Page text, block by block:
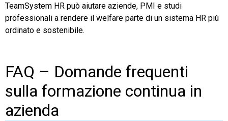
TeamSystem HR può aiutare aziende, PMI e studi
professionali a rendere il welfare parte di un sistema HR più
ordinato e sostenibile.
FAQ – Domande frequenti
sulla formazione continua in
azienda